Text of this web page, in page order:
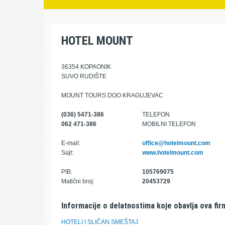
HOTEL MOUNT
36354 KOPAONIK
SUVO RUDIŠTE
MOUNT TOURS DOO KRAGUJEVAC
(036) 5471-386
TELEFON
062 471-386
MOBILNI TELEFON
E-mail:
office@hotelmount.com
Sajt:
www.hotelmount.com
PIB:
105769075
Matični broj:
20453729
Informacije o delatnostima koje obavlja ova
HOTELI I SLIČAN SMEŠTAJ